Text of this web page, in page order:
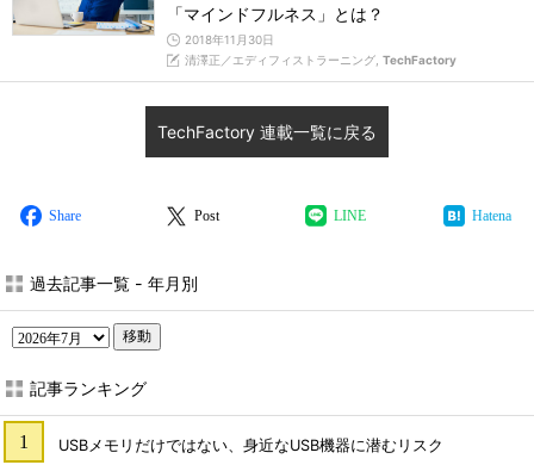
「マインドフルネス」とは？
2018年11月30日
清澤正／エディフィストラーニング, TechFactory
TechFactory 連載一覧に戻る
Share Post LINE Hatena
過去記事一覧 - 年月別
移動
記事ランキング
USBメモリだけではない、身近なUSB機器に潜むリスク